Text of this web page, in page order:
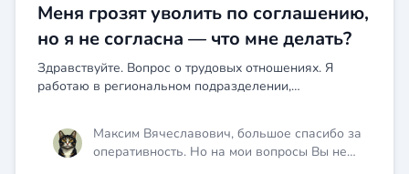
лично в отделение ГИБДД по месту
регистрации машины.
Меня грозят уволить по соглашению,
но я не согласна — что мне делать?
Здравствуйте. Вопрос о трудовых отношениях. Я
работаю в региональном подразделении,
оплату труда. И во...
Максим Вячеславович, большое спасибо за
оперативность. Но на мои вопросы Вы не